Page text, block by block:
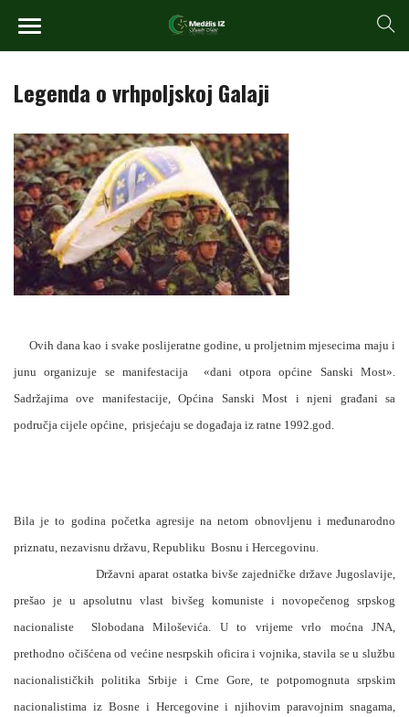
Legenda o vrhpoljskoj Galaji
Ovih dana kao i svake poslijeratne godine, u proljetnim mjesecima maju i
junu organizuje se manifestacija
«dani otpora općine Sanski Most».
Sadržajima ove manifestacije, Općina Sanski Most i njeni građani sa
područja cijele općine, prisjećaju se događaja iz ratne 1992.god.
Bila je to godina početka agresije na netom obnovljenu i međunarodno
priznatu, nezavisnu državu, Republiku Bosnu i Hercegovinu.
Državni aparat ostatka bivše zajedničke države Jugoslavije,
prešao je u apsolutnu vlast bivšeg komuniste i novopečenog srpskog
nacionaliste
Slobodana Miloševića. U to vrijeme vrlo moćna JNA,
prethodno očišćena od većine nesrpskih oficira i vojnika, stavila se u službu
nacionalističkih politika Srbije i Crne Gore, te potpomognuta srpskim
nacionalistima iz Bosne i Hercegovine i njihovim paravojnim snagama,